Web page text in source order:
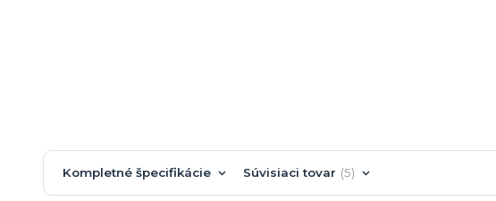
Kompletné špecifikácie Súvisiaci tovar 5